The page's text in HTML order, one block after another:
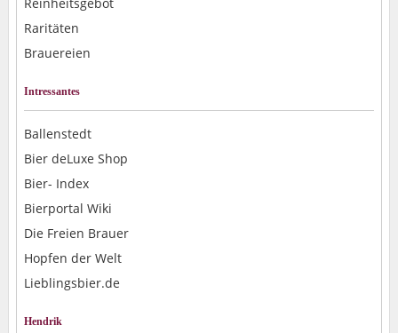
Raritäten
Brauereien
Intressantes
Ballenstedt
Bier deLuxe Shop
Bier- Index
Bierportal Wiki
Die Freien Brauer
Hopfen der Welt
Lieblingsbier.de
Hendrik